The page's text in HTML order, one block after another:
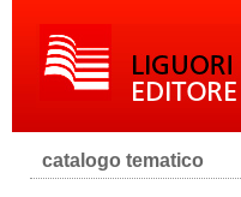
catalogo tematico